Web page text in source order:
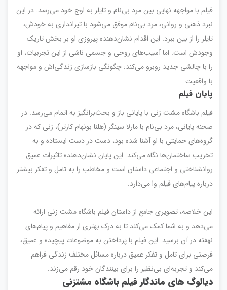
فیلم با مواجهه نهایی بین مرد بی‌نام و تایلر به اوج خود می‌رسد. در این
نبرد ذهنی و روانی، مرد بی‌نام موفق می‌شود با تیراندازی به خودش،
تایلر را از بین ببرد. این اقدام نشان‌دهنده پیروزی او بر بخش تاریک
وجودش است. اما آسیب‌های روحی و جسمی ناشی از این تجربیات، او
را با چالشی جدید روبرو می‌کند: چگونگی بازسازی زندگی‌اش و مواجهه
با واقعیت.
پایان فیلم
فیلم باشگاه مشت زنی با پایانی باز و بحث‌برانگیز به اتمام می‌رسد. در
صحنه پایانی، مرد بی‌نام با مارلا سینگر (هلنا بونهام کارتر)، زنی که در
گروه‌های حمایتی با او آشنا شده بود، دست در دست ایستاده و به
تخریب ساختمان‌ها نگاه می‌کند. این پایان نشان‌دهنده تاثیرات عمیق
روانشناختی و اجتماعی داستان است و مخاطب را به تامل و تفکر بیشتر
درباره پیام‌های فیلم وا می‌دارد.
این خلاصه، تصویری جامع از داستان فیلم باشگاه مشت زنی ارائه
می‌دهد و به شما کمک می‌کند تا به درک بهتری از مفاهیم و پیام‌های
نهفته در آن برسید. این فیلم با پرداختن به موضوعات پیچیده و عمیق،
فرصتی برای تامل و تفکر عمیق درباره مسائل مختلف زندگی فراهم
می‌کند و تجربه‌ای بی‌نظیر را برای بینندگان خود رقم می‌زند.
دیالوگ های ماندگار فیلم باشگاه مشتزنی